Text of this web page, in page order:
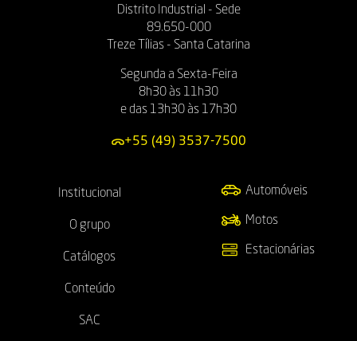
Distrito Industrial - Sede
89.650-000
Treze Tílias - Santa Catarina
Segunda a Sexta-Feira
8h30 às 11h30
e das 13h30 às 17h30
+55 (49) 3537-7500
Institucional
O grupo
Catálogos
Conteúdo
SAC
Automóveis
Motos
Estacionárias